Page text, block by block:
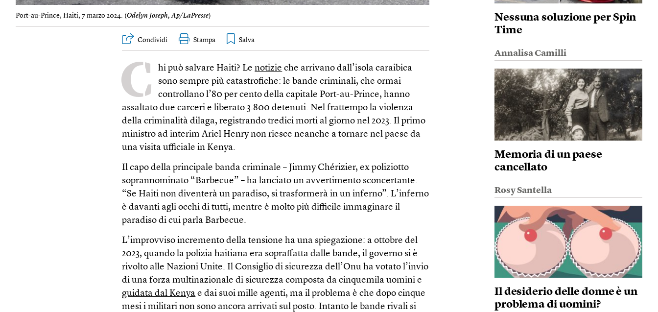
Port-au-Prince, Haiti, 7 marzo 2024. (Odelyn Joseph, Ap/LaPresse)
Condividi Stampa
C hi può salvare Haiti? Lenotizie che arrivano dall’isola caraibica
sono sempre più catastrofiche: le bande criminali, che ormai
controllano l’80 per cento della capitale Port-au-Prince, hanno
assaltato due carceri e liberato 3.800 detenuti. Nel frattempo la violenza
della criminalità dilaga, registrando tredici morti al giorno nel 2023. Il primo
ministro ad interim Ariel Henry non riesce neanche a tornare nel paese da
una visita ufficiale in Kenya.
Il capo della principale banda criminale – Jimmy Chérizier, ex poliziotto
soprannominato “Barbecue” – ha lanciato un avvertimento sconcertante:
“Se Haiti non diventerà un paradiso, si trasformerà in un inferno”. L’inferno
è davanti agli occhi di tutti, mentre è molto più difficile immaginare il
paradiso di cui parla Barbecue.
L’improvviso incremento della tensione ha una spiegazione: a ottobre del
2023, quando la polizia haitiana era sopraffatta dalle bande, il governo si è
rivolto alle Nazioni Unite. Il Consiglio di sicurezza dell’Onu ha votato l’invio
di una forza multinazionale di sicurezza composta da cinquemila uomini e
guidata dal Kenya e dai suoi mille agenti, ma il problema è che dopo cinque
mesi i militari non sono ancora arrivati sul posto. Intanto le bande rivali si
Nessuna soluzione per Spin
Time
Annalisa Camilli
Memoria di un paese
cancellato
Rosy Santella
Il desiderio delle donne è un
problema di uomini?